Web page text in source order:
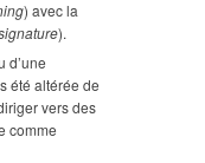
) avec la
).
d’une
été altérée de
vers des
comme